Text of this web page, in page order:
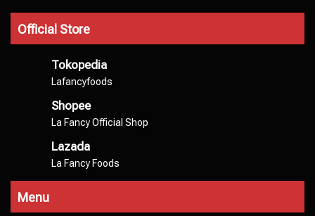
Official Store
Tokopedia
Lafancyfoods
Shopee
La Fancy Official Shop
Lazada
La Fancy Foods
Menu